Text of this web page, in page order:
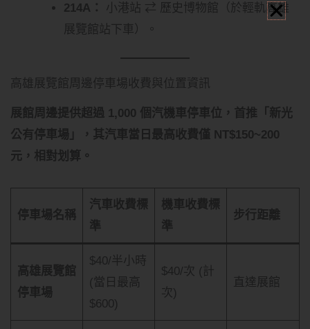
214A：
小港站 ⇄ 歷史博物館（於輕軌高雄
展覽館站下車）。
高雄展覽館周邊停車場收費與位置資訊
展館周邊提供超過 1,000 個汽機車停車位，首推「新光
公有停車場」，其汽車當日最高收費僅 NT$150~200
元，相對划算。
停車場名稱
汽車收費標
準
機車收費標
準
步行距離
高雄展覽館
停車場
$40/半小時
(當日最高
$600)
$40/次 (計
次)
直達展館